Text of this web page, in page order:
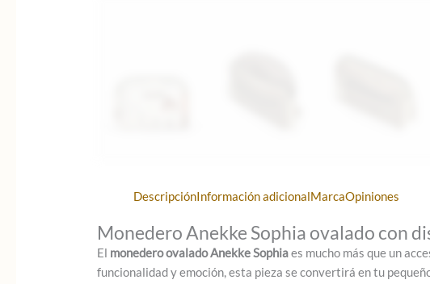
DescripciónInformación adicionalMarcaOpiniones
Monedero Anekke Sophia ovalado con
El monedero ovalado Anekke Sophiaes mucho más que un
funcionalidad y emoción, esta pieza se convertirá en tu